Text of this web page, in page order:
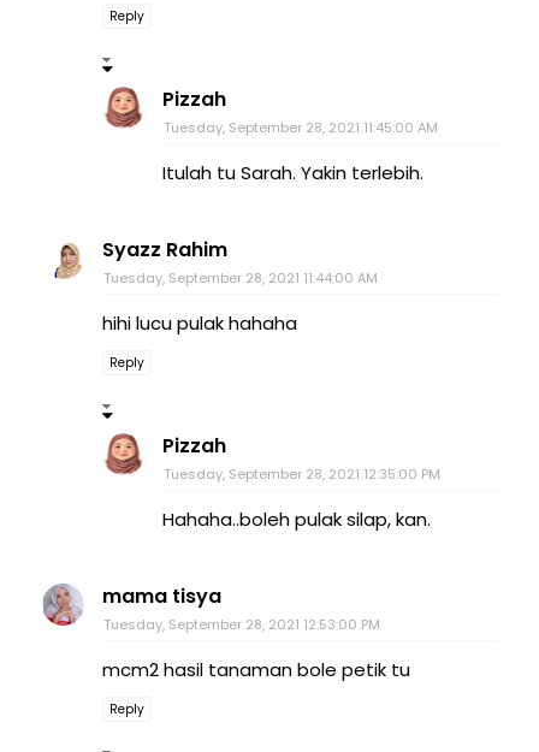
Reply
Pizzah
Tuesday, September 28, 2021 11:45:00 AM
Itulah tu Sarah. Yakin terlebih.
Syazz Rahim
Tuesday, September 28, 2021 11:44:00 AM
hihi lucu pulak hahaha
Reply
Pizzah
Tuesday, September 28, 2021 12:35:00 PM
Hahaha..boleh pulak silap, kan.
mama tisya
Tuesday, September 28, 2021 12:53:00 PM
mcm2 hasil tanaman bole petik tu
Reply